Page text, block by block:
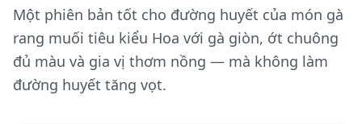
Một phiên bản tốt cho đường huyết của món gà
rang muối tiêu kiểu Hoa với gà giòn, ớt chuông
đủ màu và gia vị thơm nồng — mà không làm
đường huyết tăng vọt.